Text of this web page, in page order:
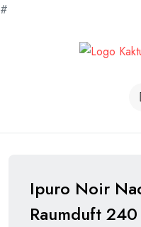
#
Ipuro Noir
Raumduft